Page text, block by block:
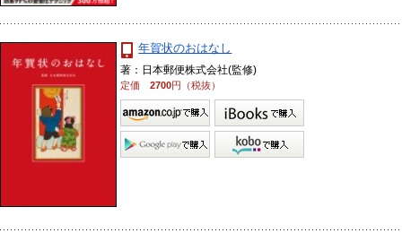
年賀状のおはなし
著：日本郵便株式会社(監修)
定価2700円（税抜）